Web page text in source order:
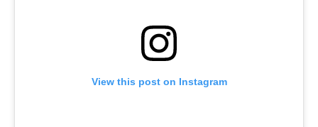
View this post on Instagram